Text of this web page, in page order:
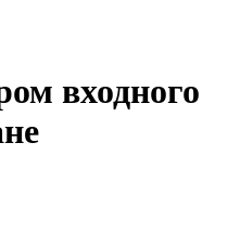
входного